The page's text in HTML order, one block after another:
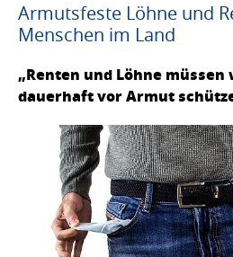
Armutsfeste Löhne und
Menschen im Land
„Renten und Löhne
dauerhaft vor Armut